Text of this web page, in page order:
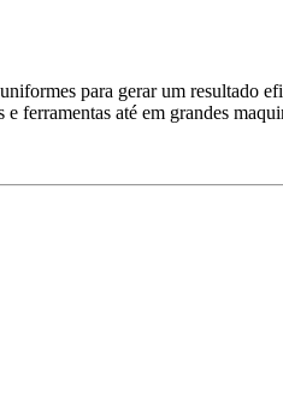
para gerar um resultado
ferramentas até em grandes